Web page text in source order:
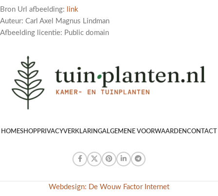
Bron Url afbeelding:
link
Auteur: Carl Axel Magnus Lindman
Afbeelding licentie: Public domain
HOMESHOPPRIVACYVERKLARINGALGEMENE VOORWAARDENCONTACT
Webdesign: De Wouw Factor Internet